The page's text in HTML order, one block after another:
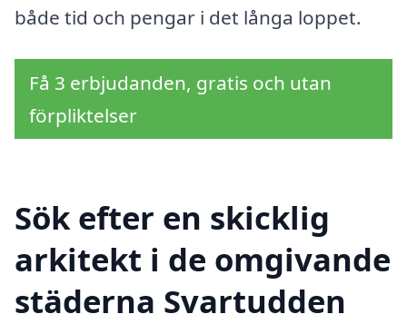
både tid och pengar i det långa loppet.
Få 3 erbjudanden, gratis och utan
förpliktelser
Sök efter en skicklig
arkitekt i de omgivande
städerna Svartudden